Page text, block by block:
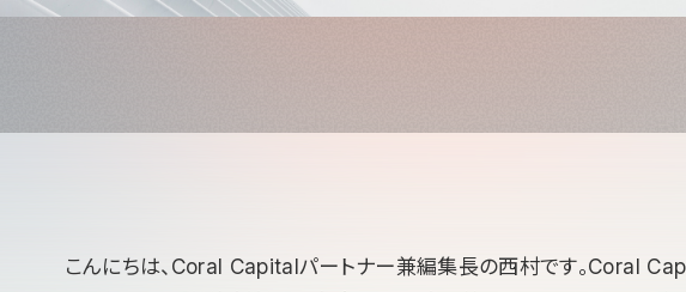
こんにちは、Coral Capitalパートナー兼編集長の西村です。Coral